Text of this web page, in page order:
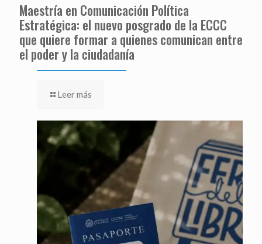
Maestría en Comunicación Política
Estratégica: el nuevo posgrado de la ECCC
que quiere formar a quienes comunican entre
el poder y la ciudadanía
Leer más